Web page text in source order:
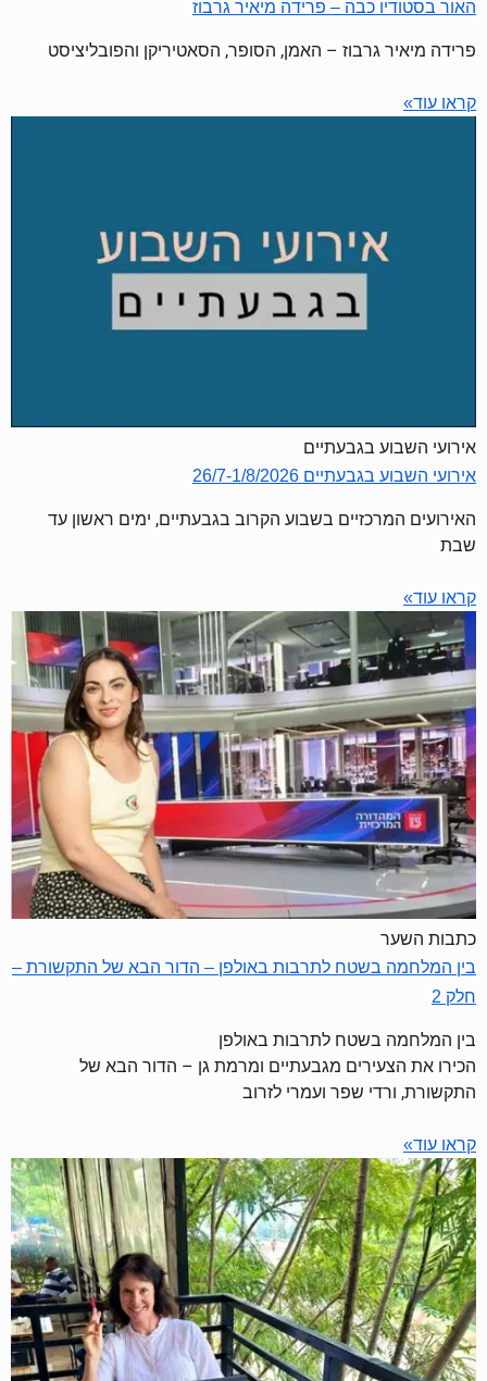
האור בסטודיו כבה – פרידה מיאיר גרבוז
פרידה מיאיר גרבוז – האמן, הסופר, הסאטיריקן והפובליציסט
קראו עוד»
אירועי השבוע בגבעתיים
אירועי השבוע בגבעתיים 26/7-1/8/2026
האירועים המרכזיים בשבוע הקרוב בגבעתיים, ימים ראשון עד
שבת
קראו עוד»
כתבות השער
בין המלחמה בשטח לתרבות באולפן – הדור הבא של התקשורת –
חלק 2
בין המלחמה בשטח לתרבות באולפן
הכירו את הצעירים מגבעתיים ומרמת גן – הדור הבא של
התקשורת, ורדי שפר ועמרי לזרוב
קראו עוד»